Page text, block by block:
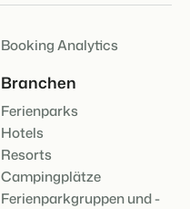
Booking Analytics
Branchen
Ferienparks
Hotels
Resorts
Campingplätze
Ferienparkgruppen und -